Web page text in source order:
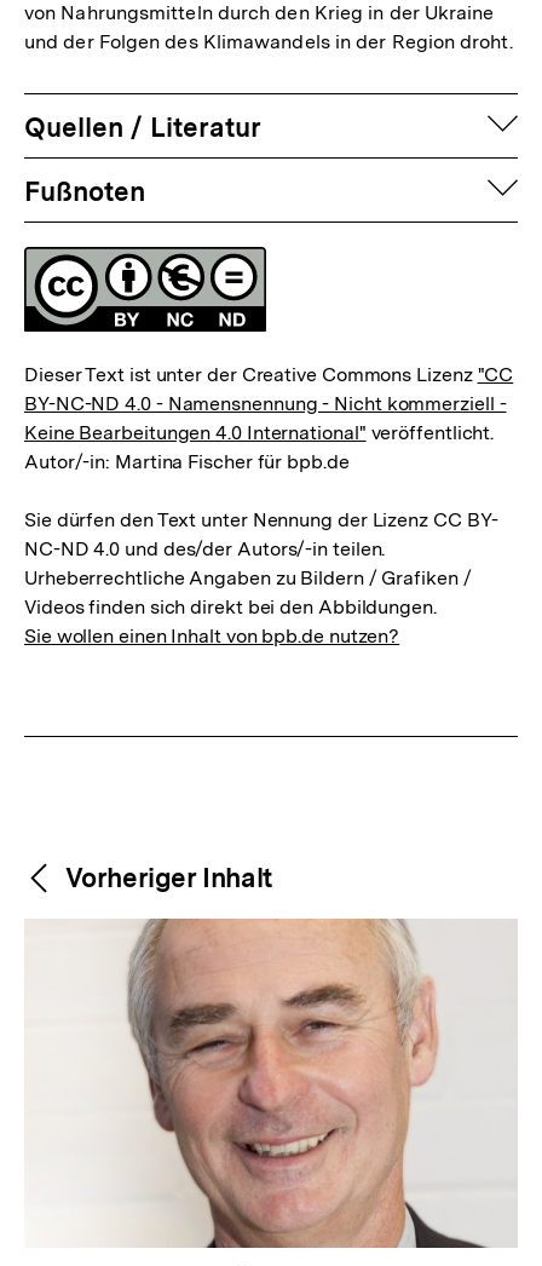
von Nahrungsmitteln durch den Krieg in der Ukraine
und der Folgen des Klimawandels in der Region droht.
Quellen / Literatur
Fussnoten
Fußnoten
Lizenz
Dieser Text ist unter der Creative Commons Lizenz "CC
BY-NC-ND 4.0 - Namensnennung - Nicht kommerziell -
Keine Bearbeitungen 4.0 International" veröffentlicht.
Autor/-in: Martina Fischer für bpb.de
Sie dürfen den Text unter Nennung der Lizenz CC BY-
NC-ND 4.0 und des/der Autors/-in teilen.
Urheberrechtliche Angaben zu Bildern / Grafiken /
Videos finden sich direkt bei den Abbildungen.
Sie wollen einen Inhalt von bpb.de nutzen?
Weitere
Inhalte
Content-
Navigation
Vorheriger Inhalt